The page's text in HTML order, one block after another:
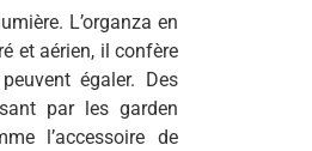
L’organza en
et aérien, il confère
égaler. Des
par les garden
l’accessoire de